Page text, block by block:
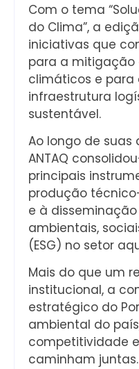
Com o tema
do Clima”, a
iniciativas que
para a mitigação
climáticos e
infraestrutura
sustentável.
Ao longo de suas
ANTAQ
principais
produção
e à
ambientais,
(ESG) no setor
Mais do que um
institucional, a
estratégico do
ambiental do
competitividade
caminham juntas.